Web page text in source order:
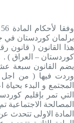
كوردستان – العراق ) .
يضم القانون سبعة
وردت فيها ( من اجل
المجتمع و البدء بحياة
التي تمر بإقليم
المصالحة الاجتماعية
المادة الاولى تتحدث